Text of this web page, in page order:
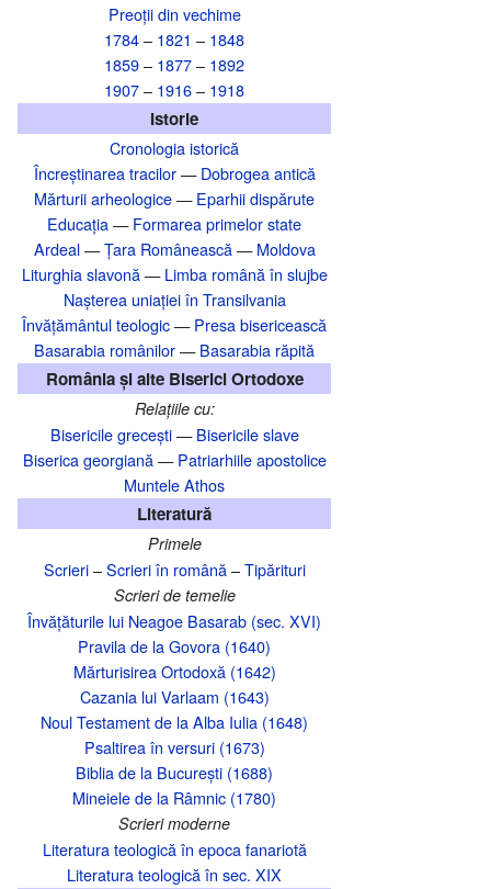
Preoții din vechime
1784– 1821 – 1848
1859– 1877– 1892
1907– 1916– 1918
Istorie
Cronologia istorică
Încreștinarea tracilor—Dobrogea antică
Mărturii arheologice—Eparhii dispărute
Educația—Formarea primelor state
Ardeal—Țara Românească—Moldova
Liturghia slavonă—Limba română în slujbe
Nașterea uniației în Transilvania‎
Învățământul teologic—Presa bisericească
Basarabia românilor—Basarabia răpită
România și alte Biserici Ortodoxe
Relațiile cu:
Bisericile grecești—Bisericile slave
Biserica georgiană—Patriarhiile apostolice
Muntele Athos
Literatură
Primele
Scrieri–Scrieri în română–Tipărituri
Scrieri de temelie
Învățăturile lui Neagoe Basarab (sec. XVI)
Pravila de la Govora (1640)
Mărturisirea Ortodoxă (1642)
Cazania lui Varlaam (1643)
Noul Testament de la Alba Iulia (1648)
Psaltirea în versuri (1673)
Biblia de la București (1688)
Mineiele de la Râmnic (1780)
Scrieri moderne
Literatura teologică în epoca fanariotă
Literatura teologică în sec. XIX